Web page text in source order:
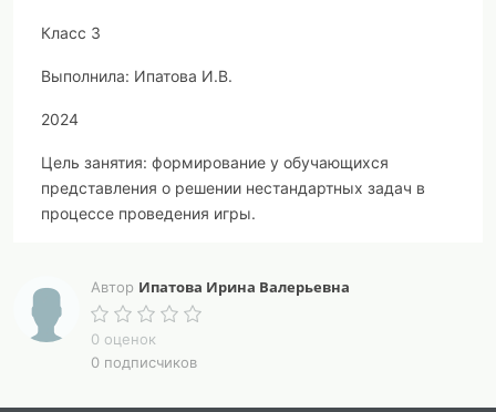
Класс 3
Выполнила: Ипатова И.В.
2024
Цель занятия: формирование у обучающихся
представления о решении нестандартных задач в
процессе проведения игры.
Воспитательные:
воспитывать чувство
взаимопомощи, уважения к мнению сверстников,
внимательности в процессе работы в команде.
Автор Ипатова Ирина Валерьевна
0 оценок
0 подписчиков